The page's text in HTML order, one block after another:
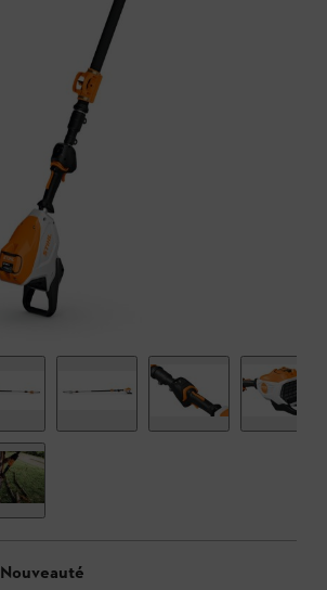
Nouveauté